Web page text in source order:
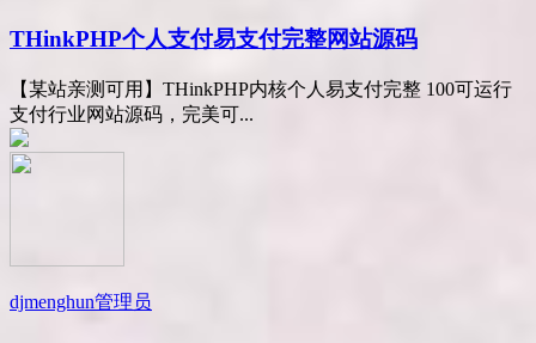
THinkPHP个人支付易支付完整网站源码
【某站亲测可用】THinkPHP内核个人易支付完整 100可运行
支付行业网站源码，完美可...
djmenghun管理员